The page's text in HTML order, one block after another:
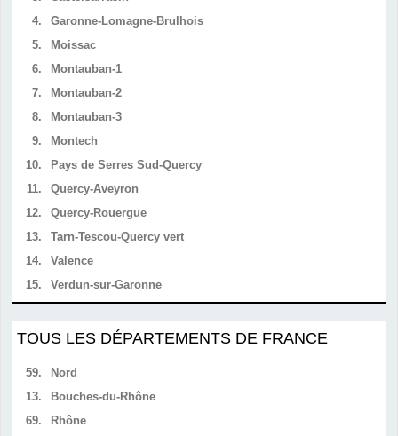
4.
Garonne-Lomagne-Brulhois
5.
Moissac
6.
Montauban-1
7.
Montauban-2
8.
Montauban-3
9.
Montech
10.
Pays de Serres Sud-Quercy
11.
Quercy-Aveyron
12.
Quercy-Rouergue
13.
Tarn-Tescou-Quercy vert
14.
Valence
15.
Verdun-sur-Garonne
TOUS LES DÉPARTEMENTS DE FRANCE
59.
Nord
13.
Bouches-du-Rhône
69.
Rhône